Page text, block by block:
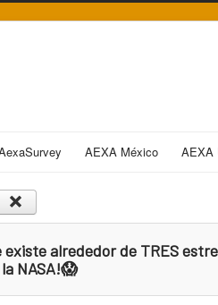
AEXA México AEXA
alrededor de TRES
NASA!😱